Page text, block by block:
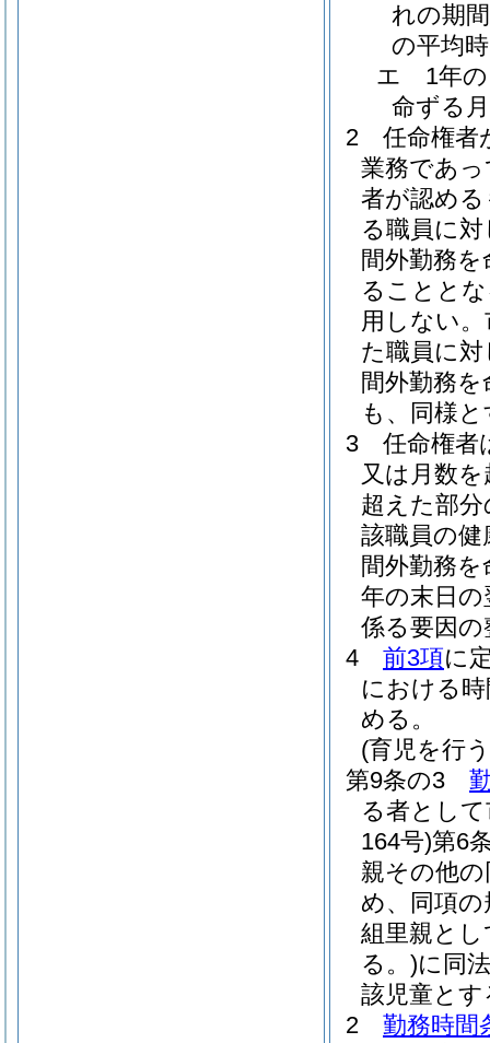
れの期
の平均
エ
1年
命ずる
2
任命権者
業務であ
者が認め
る職員に対
間外勤務
ることと
用しない。
た職員に対
間外勤務
も、同様
3
任命権者
又は月数
超えた部
該職員の
間外勤務
年の末日
係る要因
4
前3項に
における
める。
(育児を行
第9条の3
る者とし
164号)第6
親その他
め、同項
組里親と
る。)に同
該児童とす
2
勤務時間